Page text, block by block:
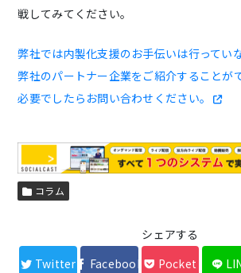
戦してみてください。
弊社では内製化支援のお手伝いは行ってい
弊社のパートナー企業をご紹介することが
必要でしたらお問い合わせください。
コラム
シェアする
Twitter
Facebook Pocket